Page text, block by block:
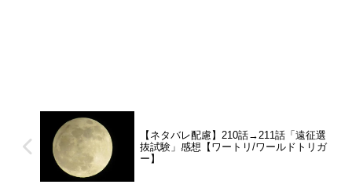
【ネタバレ配慮】210話→211話「遠征選
抜試験」感想【ワートリ/ワールドトリガ
ー】